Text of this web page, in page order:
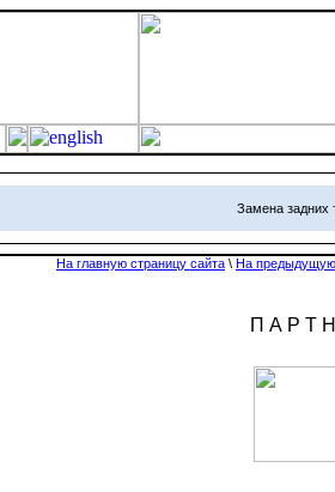
Замена задних
На главную страницу сайта \ На предыдущую
П А Р Т